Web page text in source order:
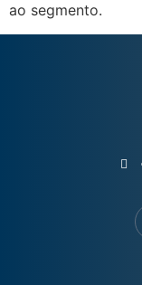
ao segmento.